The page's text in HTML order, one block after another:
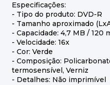
Especificações:
- Tipo do produto: DVD-R
- Tamanho aproximado
- Capacidade: 4,7 MB / 120
- Velocidade: 16x
- Cor: Verde
- Composição:
termosensível, Verniz
- Detalhes: Não imprimível